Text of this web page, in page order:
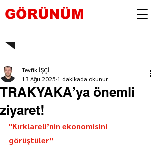
GÖRÜNÜM
TRAKYAKA’ya önemli
ziyaret!
Tevfik İŞÇİ
13 Ağu 2025 1 dakikada okunur
"Kırklareli’nin ekonomisini
görüştüler”